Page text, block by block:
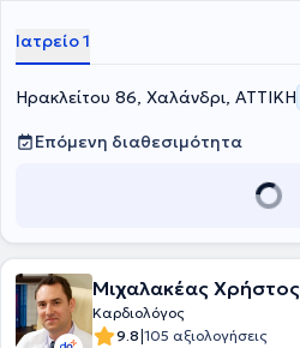
Ιατρείο 1
Ηρακλείτου 86, Χαλάνδρι, ΑΤΤΙΚΗ
Επόμενη διαθεσιμότητα
Μιχαλακέας Χρήστος
Καρδιολόγος
9.8|105 αξιολογήσεις